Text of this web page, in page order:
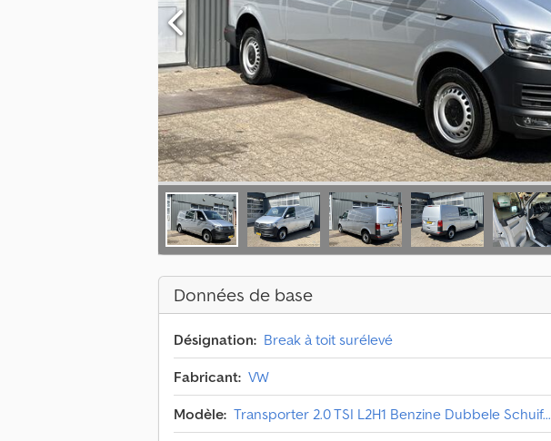
Données de base
Désignation: Break à toit surélevé
Fabricant: VW
Modèle: Transporter 2.0 TSI L2H1 Benzine Dubbele Schuif...